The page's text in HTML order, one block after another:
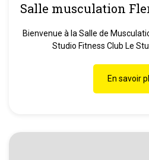
Salle musculation
Bienvenue à la Salle de
Studio Fitness Club Le
En savoir